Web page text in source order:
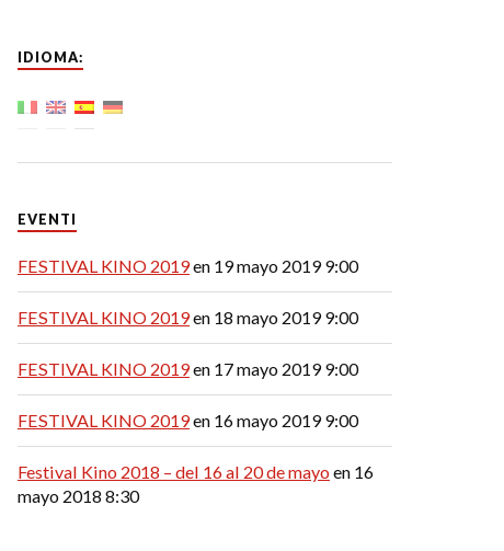
IDIOMA:
EVENTI
FESTIVAL KINO 2019en 19 mayo 2019 9:00
FESTIVAL KINO 2019en 18 mayo 2019 9:00
FESTIVAL KINO 2019en 17 mayo 2019 9:00
FESTIVAL KINO 2019en 16 mayo 2019 9:00
Festival Kino 2018 – del 16 al 20 de mayo en 16
mayo 2018 8:30